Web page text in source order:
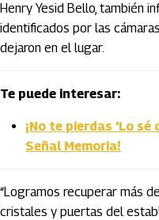
Henry Yesid Bello, también
identificados por las
dejaron en el lugar.
Te puede interesar:
¡No te pierdas 'Lo sé
Señal Memoria!
“Logramos recuperar más
cristales y puertas del